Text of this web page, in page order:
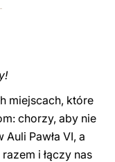
miejscach, które
chorzy, aby nie
Pawła VI, a
i łączy nas